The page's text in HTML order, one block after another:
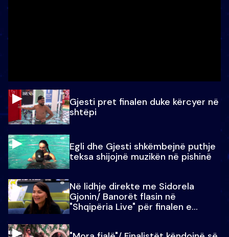
Gjesti pret finalen duke kërcyer në
shtëpi
Egli dhe Gjesti shkëmbejnë puthje
teksa shijojnë muzikën në pishinë
Në lidhje direkte me Sidorela
Gjonin/ Banorët flasin në
"Shqipëria Live" për finalen e